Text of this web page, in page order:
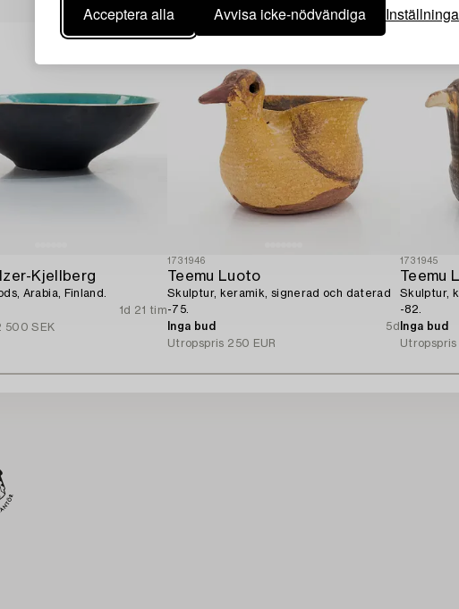
Acceptera alla Avvisa icke-nödvändiga
Kjellberg
Arabia, Finland.
1d 21 tim
500 SEK
1731946
Teemu Luoto
Skulptur, keramik, signerad och daterad
-75.
Inga bud
5d
Utropspris 250 EUR
1731945
Teemu
Skulptur,
-82.
Inga bud
Utropspris